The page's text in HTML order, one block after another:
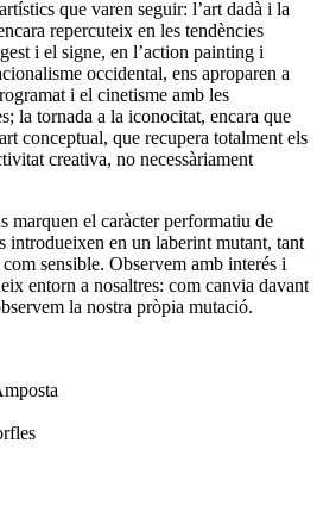
que varen seguir: l’art dadà i la
repercuteix en les tendències
i el signe, en l’action painting i
occidental, ens aproparen a
i el cinetisme amb les
la tornada a la iconocitat, encara que
conceptual, que recupera totalment els
creativa, no necessàriament
marquen el caràcter performatiu de
introdueixen en un laberint mutant, tant
sensible. Observem amb interés i
entorn a nosaltres: com canvia davant
la nostra pròpia mutació.